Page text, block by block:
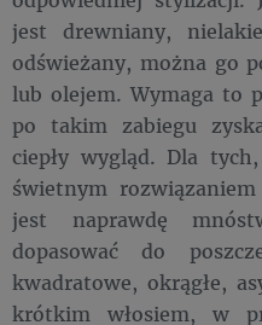
jest drewniany,
odświeżany, można go
lub olejem. Wymaga to
po takim zabiegu
ciepły wygląd. Dla
świetnym
jest naprawdę
dopasować do
kwadratowe, okrągłe,
krótkim włosiem, w